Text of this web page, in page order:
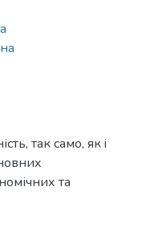
так само, як i
та